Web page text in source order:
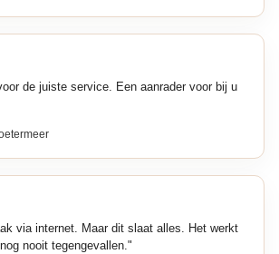
de juiste service. Een aanrader voor bij u
via internet. Maar dit slaat alles. Het werkt
nooit tegengevallen."